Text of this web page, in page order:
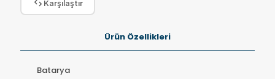
Karşılaştır
Ürün Özellikleri
Batarya